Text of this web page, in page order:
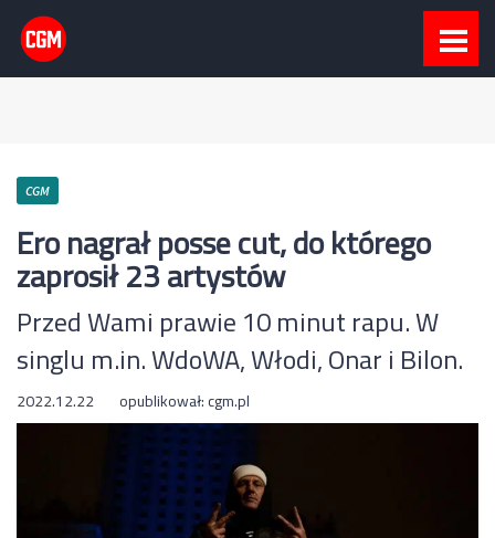
CGM
Ero nagrał posse cut, do którego
zaprosił 23 artystów
Przed Wami prawie 10 minut rapu. W
singlu m.in. WdoWA, Włodi, Onar i Bilon.
2022.12.22 opublikował:cgm.pl